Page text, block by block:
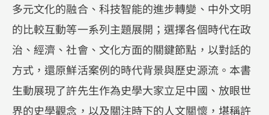
多元文化的融合、科技智能的進步轉變、中外文明
的比較互動等一系列主題展開；選擇各個時代在政
治、經濟、社會、文化方面的關鍵節點，以對話的
方式，還原鮮活案例的時代背景與歷史源流。本書
生動展現了許先生作為史學大家立足中國、放眼世
界的史學觀念，以及關注時下的人文關懷，堪稱許